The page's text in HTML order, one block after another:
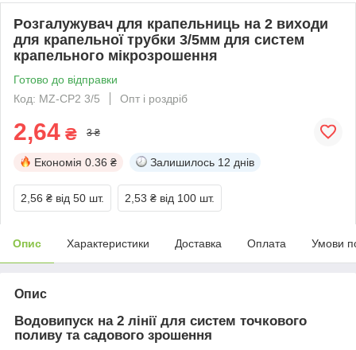
Розгалужувач для крапельниць на 2 виходи
для крапельної трубки 3/5мм для систем
крапельного мікрозрошення
Готово до відправки
Код: MZ-CP2 3/5
Опт і роздріб
2,64 ₴ 3 ₴
Економія 0.36 ₴ Залишилось 12 днів
2,56 ₴ від 50 шт. 2,53 ₴ від 100 шт.
Опис Характеристики Доставка Оплата Умови
Опис
Водовипуск на 2 лінії для систем точкового
поливу та садового зрошення